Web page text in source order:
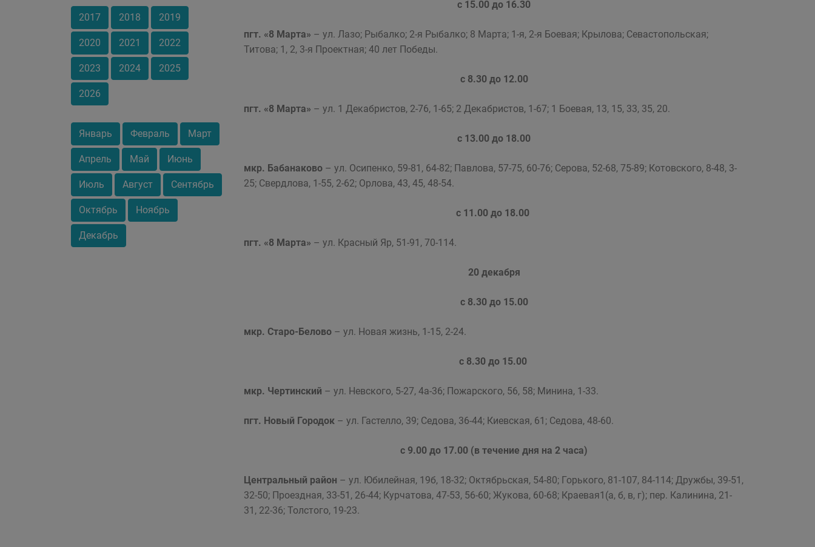
2017 2018 2019
2020 2021 2022
2023 2024 2025
2026
Январь Февраль Март
Апрель Май Июнь
Июль Август Сентябрь
Октябрь Ноябрь
Декабрь
с 15.00 до 16.30
пгт. «8 Марта» – ул. Лазо; Рыбалко; 2-я Рыбалко; 8 Марта; 1-я, 2-я Боевая; Крылова; Севастопольская;
Титова; 1, 2, 3-я Проектная; 40 лет Победы.
с 8.30 до 12.00
пгт. «8 Марта» – ул. 1 Декабристов, 2-76, 1-65; 2 Декабристов, 1-67; 1 Боевая, 13, 15, 33, 35, 20.
с 13.00 до 18.00
мкр. Бабанаково – ул. Осипенко, 59-81, 64-82; Павлова, 57-75, 60-76; Серова, 52-68, 75-89; Котовского, 8-48, 3-
25; Свердлова, 1-55, 2-62; Орлова, 43, 45, 48-54.
с 11.00 до 18.00
пгт. «8 Марта» – ул. Красный Яр, 51-91, 70-114.
20 декабря
с 8.30 до 15.00
мкр. Старо-Белово – ул. Новая жизнь, 1-15, 2-24.
с 8.30 до 15.00
мкр. Чертинский – ул. Невского, 5-27, 4а-36; Пожарского, 56, 58; Минина, 1-33.
пгт. Новый Городок – ул. Гастелло, 39; Седова, 36-44; Киевская, 61; Седова, 48-60.
с 9.00 до 17.00 (в течение дня на 2 часа)
Центральный район – ул. Юбилейная, 19б, 18-32; Октябрьская, 54-80; Горького, 81-107, 84-114; Дружбы, 39-51,
32-50; Проездная, 33-51, 26-44; Курчатова, 47-53, 56-60; Жукова, 60-68; Краевая1(а, б, в, г); пер. Калинина, 21-
31, 22-36; Толстого, 19-23.